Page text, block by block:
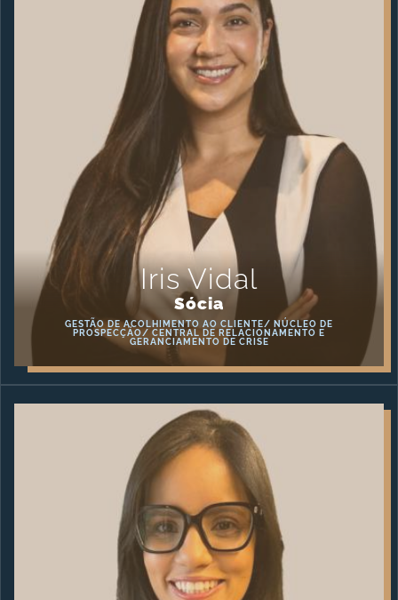
Iris Vidal
Sócia
GESTÃO DE ACOLHIMENTO AO CLIENTE/ NÚCLEO DE
PROSPECÇÃO/ CENTRAL DE RELACIONAMENTO E
GERANCIAMENTO DE CRISE